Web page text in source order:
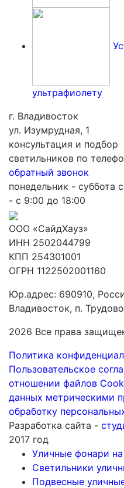
ультрафиолету
г. Владивосток
ул. Изумрудная, 1
консультация и подбор
светильников по
обратный звонок
понедельник - суббота
- с 9:00 до 18:00
ООО «СайдХауз»
ИНН 2502044799
КПП 254301001
ОГРН 1122502001160
Юр.адрес: 690910,
Владивосток, п.
2026 Все права
Политика
Пользовательское
отношении файлов
данных метрическими
обработку
Разработка сайта -
2017 год
Уличные фонари
Светильники
Подвесные